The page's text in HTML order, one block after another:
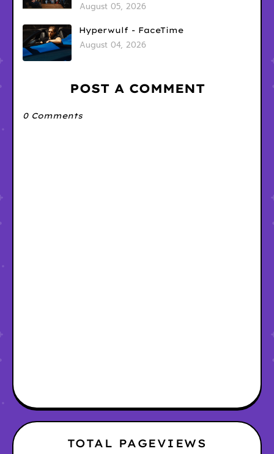
August 05, 2026
Hyperwulf - FaceTime
August 04, 2026
POST A COMMENT
0 Comments
TOTAL PAGEVIEWS